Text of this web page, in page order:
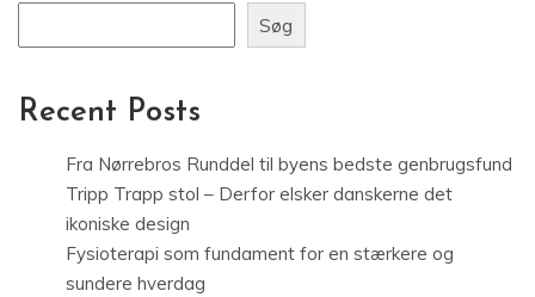
Søg
Recent Posts
Fra Nørrebros Runddel til byens bedste genbrugsfund
Tripp Trapp stol – Derfor elsker danskerne det
ikoniske design
Fysioterapi som fundament for en stærkere og
sundere hverdag